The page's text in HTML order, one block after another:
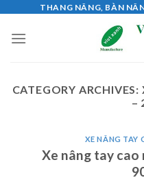
content
THANG NÂNG, BÀN
CATEGORY ARCHIVES:
–
XE NÂNG TAY
Xe nâng tay cao